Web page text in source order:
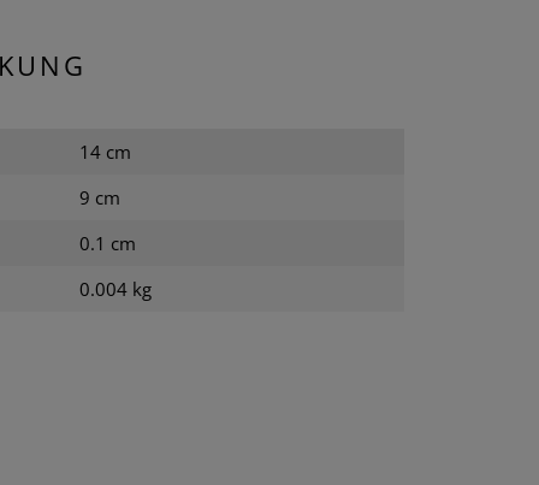
14 cm
9 cm
0.1 cm
0.004 kg